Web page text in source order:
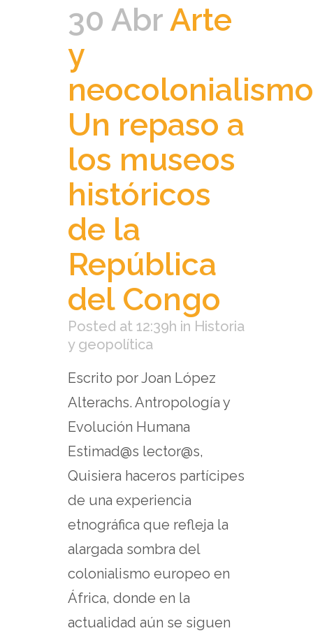
30 AbrArte
y
Un repaso a
los museos
históricos
de la
República
del Congo
Posted at 12:39h in Historia
y geopolítica
Escrito por Joan López
Alterachs. Antropología y
Evolución Humana
Estimad@s lector@s,
Quisiera haceros partícipes
de una experiencia
etnográfica que refleja la
alargada sombra del
colonialismo europeo en
África, donde en la
actualidad aún se siguen